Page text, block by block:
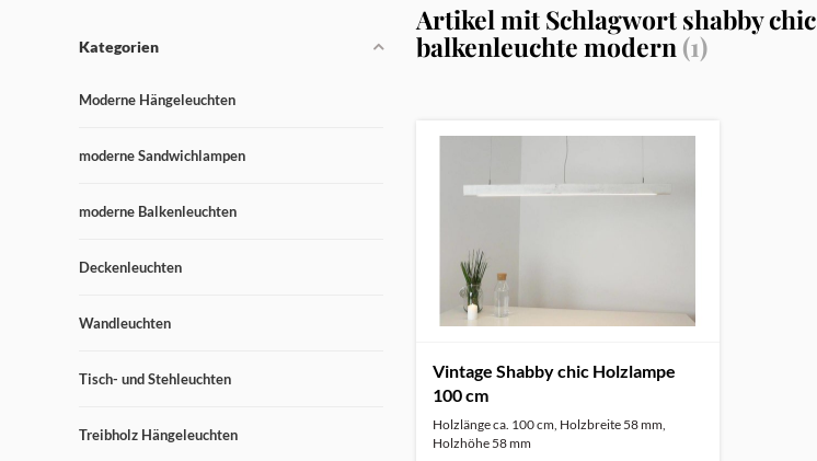
Kategorien
Moderne Hängeleuchten
moderne Sandwichlampen
moderne Balkenleuchten
Deckenleuchten
Wandleuchten
Tisch- und Stehleuchten
Treibholz Hängeleuchten
Artikel mit Schlagwort shabby chic
balkenleuchte modern (1)
Vintage Shabby chic Holzlampe
100 cm
Holzlänge ca. 100 cm, Holzbreite 58 mm,
Holzhöhe 58 mm